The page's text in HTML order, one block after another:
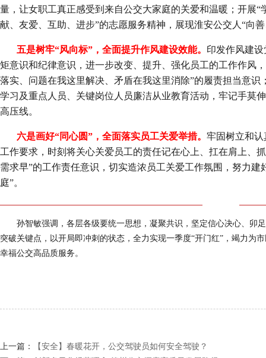
量，让女职工真正感受到来自公交大家庭的关爱和温暖；开展“
献、友爱、互助、进步”的志愿服务精神，展现淮安公交人“向
五是树牢“风向标”，全面提升作风建设效能。 印发作风建
矩意识和纪律意识，进一步改变、提升、强化员工的工作作风
落实、问题在我这里解决、矛盾在我这里消除”的履责担当意
学习及重点人员、关键岗位人员廉洁从业教育活动，牢记手莫
高压线。
六是画好“同心圆”，全面落实员工关爱举措。 牢固树立和认
工作要求，时刻将关心关爱员工的责任记在心上、扛在肩上、
需求早”的工作责任意识，切实造浓员工关爱工作氛围，努力
庭”。
孙智敏强调，各层各级要统一思想，凝聚共识，坚定信心决心、卯
突破关键点，以开局即冲刺的状态，全力实现一季度“开门红”，竭力为
幸福公交高品质服务。
上一篇：
【安全】春暖花开，公交驾驶员如何安全驾驶？